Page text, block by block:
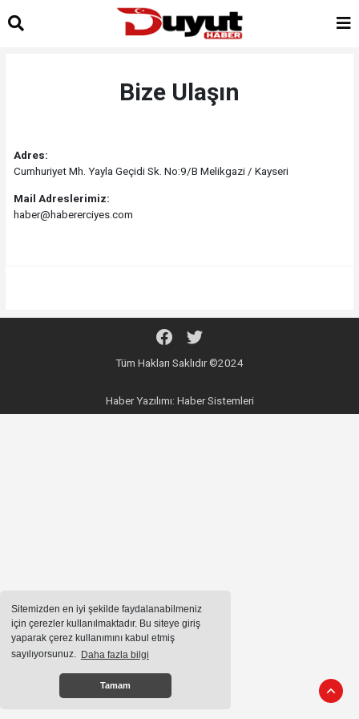
Sitemizden en iyi şekilde faydalanabilmeniz
için çerezler kullanılmaktadır. Bu siteye giriş
yaparak çerez kullanımını kabul etmiş
sayılıyorsunuz. Daha fazla bilgi
Tamam
Bize Ulaşın
Adres:
Cumhuriyet Mh. Yayla Geçidi Sk. No:9/B Melikgazi / Kayseri
Mail Adreslerimiz:
haber@habererciyes.com
Tüm Hakları Saklıdır ©2024
Haber Yazılımı: Haber Sistemleri